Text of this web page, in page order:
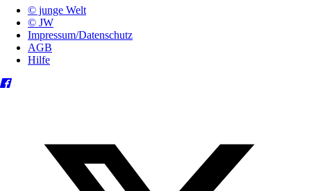
© junge Welt
© JW
Impressum/Datenschutz
AGB
Hilfe